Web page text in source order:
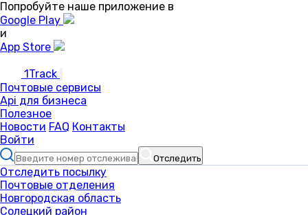
Попробуйте наше приложение в
Google Play
и
App Store
1Track
Почтовые сервисы
Api для бизнеса
Полезное
Новости FAQ Контакты
Войти
Отследить
Отследить посылку
Почтовые отделения
Новгородская область
Солецкий район